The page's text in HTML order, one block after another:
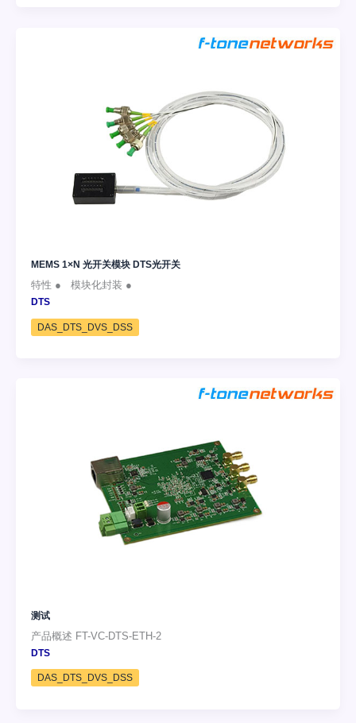
MEMS 1×N 光开关模块 DTS光开关
特性 ● 模块化封装 ●
DTS
DAS_DTS_DVS_DSS
测试
产品概述 FT-VC-DTS-ETH-2
DTS
DAS_DTS_DVS_DSS